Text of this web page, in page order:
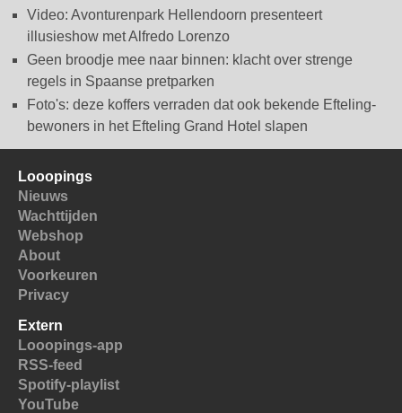
Video: Avonturenpark Hellendoorn presenteert
illusieshow met Alfredo Lorenzo
Geen broodje mee naar binnen: klacht over strenge
regels in Spaanse pretparken
Foto's: deze koffers verraden dat ook bekende Efteling-
bewoners in het Efteling Grand Hotel slapen
Looopings
Nieuws
Wachttijden
Webshop
About
Voorkeuren
Privacy
Extern
Looopings-app
RSS-feed
Spotify-playlist
YouTube